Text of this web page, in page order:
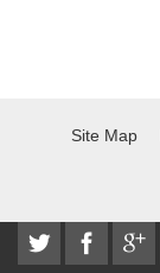
Site Map